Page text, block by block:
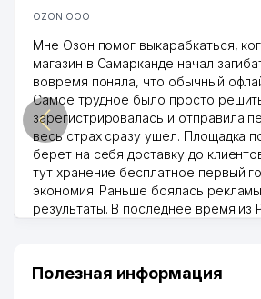
OZON ООО
Мне Озон помог выкарабкаться,
магазин в Самарканде начал
вовремя поняла, что обычный
Самое трудное было просто
зарегистрировалась и отправила
весь страх сразу ушел. Площадка
берет на себя доставку до
тут хранение бесплатное первый
экономия. Раньше боялась
результаты. В последнее время из
Hamida 03.08.2026 12:45:39
Полезная информация